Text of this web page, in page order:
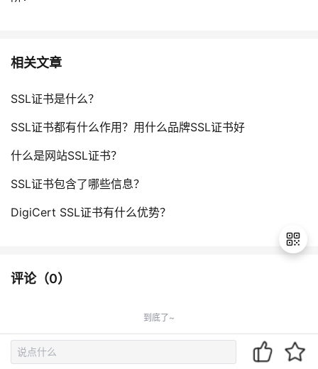
相关文章
SSL证书是什么？
SSL证书都有什么作用？用什么品牌SSL证书好
什么是网站SSL证书？
SSL证书包含了哪些信息？
DigiCert SSL证书有什么优势？
评论（0）
到底了~